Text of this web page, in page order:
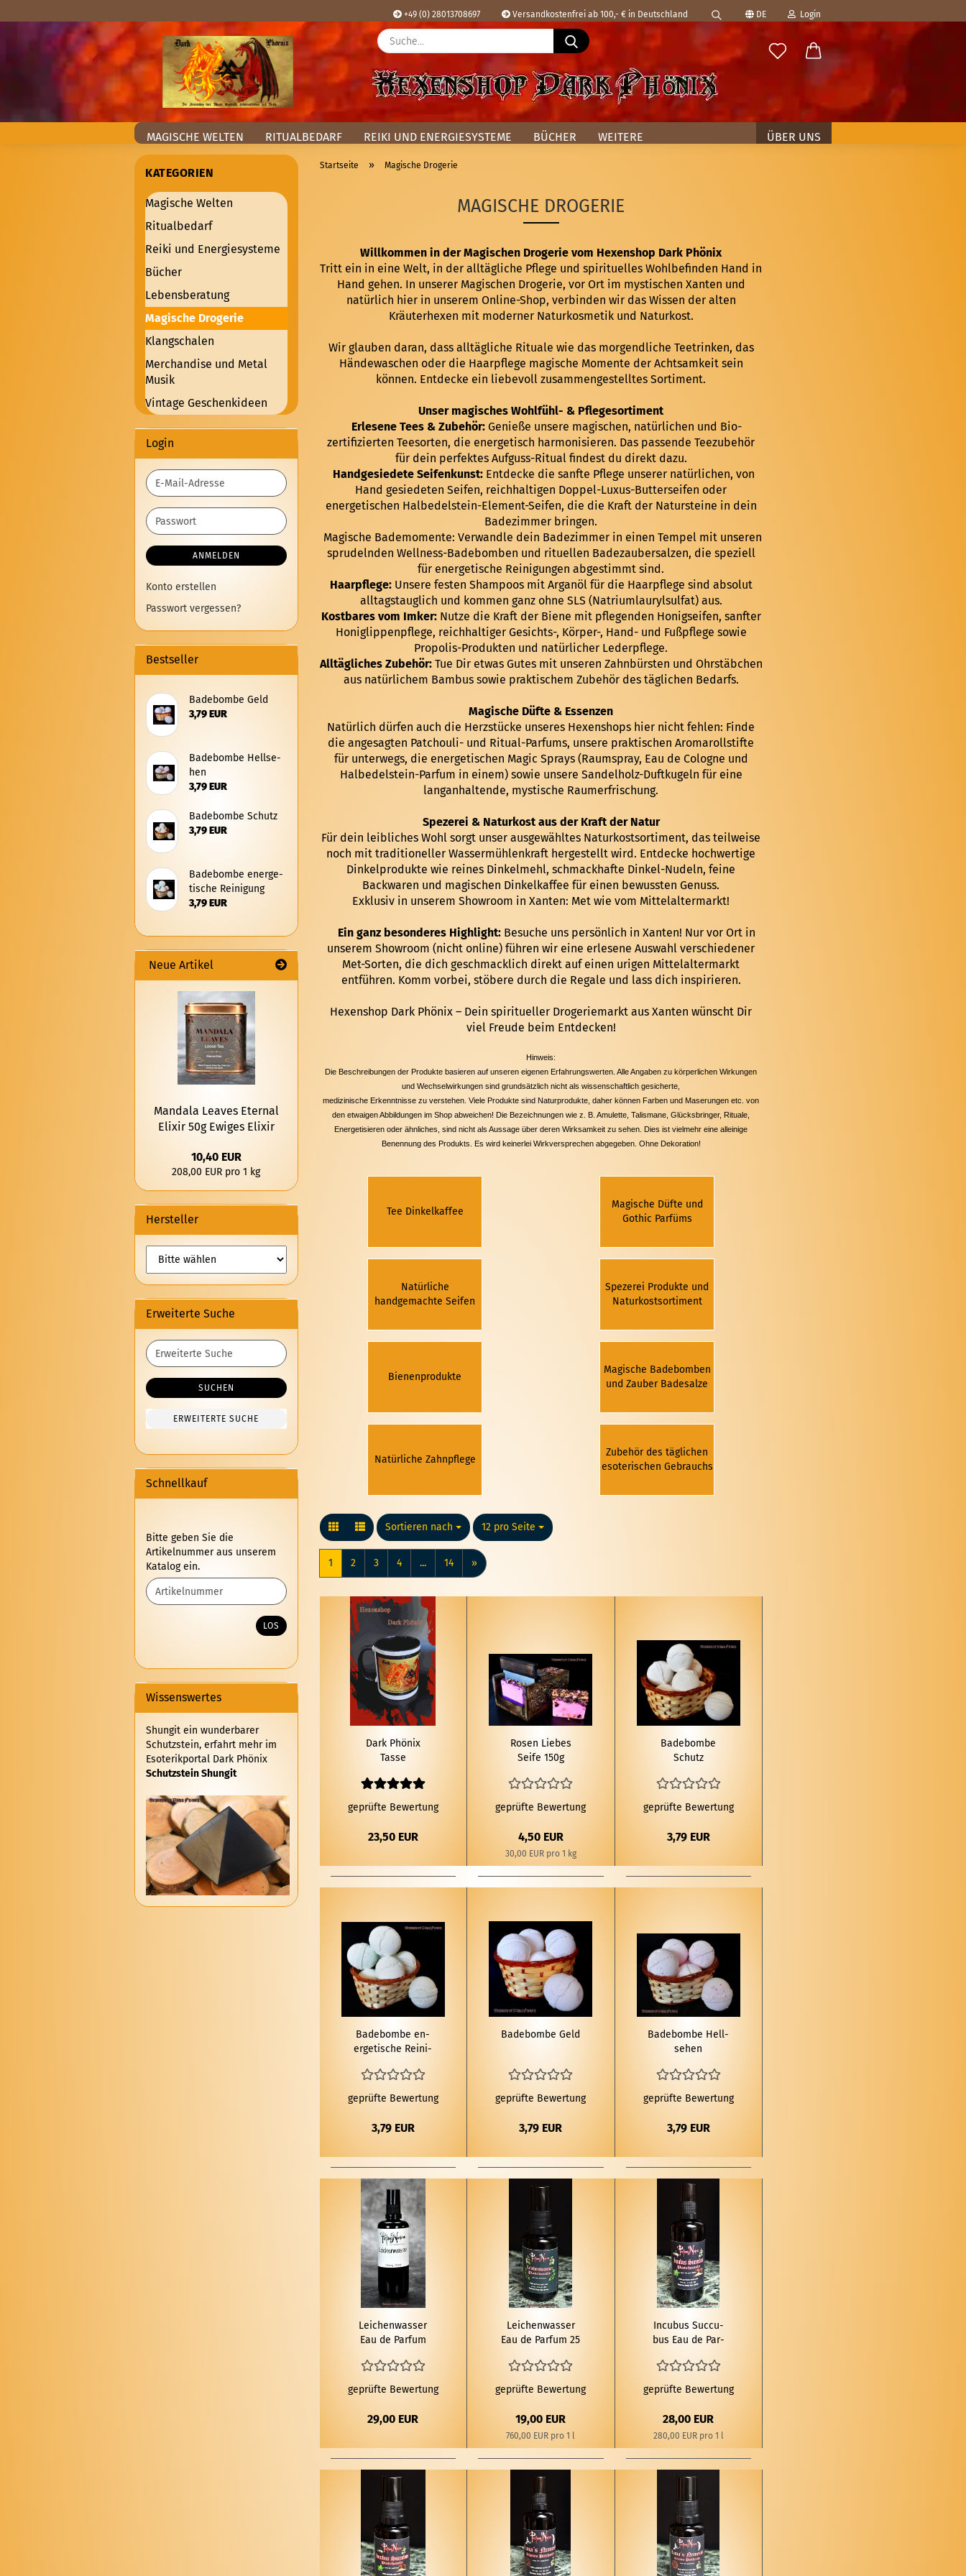
+49 (0) 28013708697 Versandkostenfrei ab 100,- € in Deutschland DE
Sprache auswählen
Lieferland
Login
E-Mail
Passwort
Suche...
MAGISCHE WELTEN RITUALBEDARF REIKI UND ENERGIESYSTEME BÜCHER ÜBER UNS
WEITERE
Startseite » Magische Drogerie
MAGISCHE DROGERIE
Willkommen in der Magischen Drogerie vom Hexenshop Dark Phönix
Tritt ein in eine Welt, in der alltägliche Pflege und spirituelles Wohlbefinden Hand in
Hand gehen. In unserer Magischen Drogerie, vor Ort im mystischen Xanten und
natürlich hier in unserem Online-Shop, verbinden wir das Wissen der alten
Kräuterhexen mit moderner Naturkosmetik und Naturkost.
Wir glauben daran, dass alltägliche Rituale wie das morgendliche Teetrinken, das
Händewaschen oder die Haarpflege magische Momente der Achtsamkeit sein
können. Entdecke ein liebevoll zusammengestelltes Sortiment.
Unser magisches Wohlfühl- & Pflegesortiment
Erlesene Tees & Zubehör: Genieße unsere magischen, natürlichen und Bio-
zertifizierten Teesorten, die energetisch harmonisieren. Das passende Teezubehör
für dein perfektes Aufguss-Ritual findest du direkt dazu.
Handgesiedete Seifenkunst: Entdecke die sanfte Pflege unserer natürlichen, von
Hand gesiedeten Seifen, reichhaltigen Doppel-Luxus-Butterseifen oder
energetischen Halbedelstein-Element-Seifen, die die Kraft der Natursteine in dein
Badezimmer bringen.
Magische Bademomente: Verwandle dein Badezimmer in einen Tempel mit unseren
sprudelnden Wellness-Badebomben und rituellen Badezaubersalzen, die speziell
für energetische Reinigungen abgestimmt sind.
Haarpflege:Unsere festen Shampoos mit Arganöl für die Haarpflege sind absolut
alltagstauglich und kommen ganz ohne SLS (Natriumlaurylsulfat) aus.
Kostbares vom Imker:Nutze die Kraft der Biene mit pflegenden Honigseifen, sanfter
Honiglippenpflege, reichhaltiger Gesichts-, Körper-, Hand- und Fußpflege sowie
Propolis-Produkten und natürlicher Lederpflege.
Alltägliches Zubehör:Tue Dir etwas Gutes mit unseren Zahnbürsten und Ohrstäbchen
aus natürlichem Bambus sowie praktischem Zubehör des täglichen Bedarfs.
Magische Düfte & Essenzen
Natürlich dürfen auch die Herzstücke unseres Hexenshops hier nicht fehlen: Finde
die angesagten Patchouli- und Ritual-Parfums, unsere praktischen Aromarollstifte
für unterwegs, die energetischen Magic Sprays (Raumspray, Eau de Cologne und
Halbedelstein-Parfum in einem) sowie unsere Sandelholz-Duftkugeln für eine
langanhaltende, mystische Raumerfrischung.
Spezerei & Naturkost aus der Kraft der Natur
Für dein leibliches Wohl sorgt unser ausgewähltes Naturkostsortiment, das teilweise
noch mit traditioneller Wassermühlenkraft hergestellt wird. Entdecke hochwertige
Dinkelprodukte wie reines Dinkelmehl, schmackhafte Dinkel-Nudeln, feine
Backwaren und magischen Dinkelkaffee für einen bewussten Genuss.
Exklusiv in unserem Showroom in Xanten: Met wie vom Mittelaltermarkt!
Ein ganz besonderes Highlight: Besuche uns persönlich in Xanten! Nur vor Ort in
unserem Showroom (nicht online) führen wir eine erlesene Auswahl verschiedener
Met-Sorten, die dich geschmacklich direkt auf einen urigen Mittelaltermarkt
entführen. Komm vorbei, stöbere durch die Regale und lass dich inspirieren.
Hexenshop Dark Phönix – Dein spiritueller Drogeriemarkt aus Xanten wünscht Dir
viel Freude beim Entdecken!
Hinweis:
Die Beschreibungen der Produkte basieren auf unseren eigenen Erfahrungswerten. Alle Angaben zu körperlichen Wirkungen
und Wechselwirkungen sind grundsätzlich nicht als wissenschaftlich gesicherte,
medizinische Erkenntnisse zu verstehen. Viele Produkte sind Naturprodukte, daher können Farben und Maserungen etc. von
den etwaigen Abbildungen im Shop abweichen! Die Bezeichnungen wie z. B. Amulette, Talismane, Glücksbringer, Rituale,
Energetisieren oder ähnliches, sind nicht als Aussage über deren Wirksamkeit zu sehen. Dies ist vielmehr eine alleinige
Benennung des Produkts. Es wird keinerlei Wirkversprechen abgegeben. Ohne Dekoration!
Tee Dinkelkaffee
Magische Düfte und
Gothic Parfüms
Natürliche
handgemachte Seifen
Spezerei Produkte und
Naturkostsortiment
Bienenprodukte
Magische Badebomben
und Zauber Badesalze
Natürliche Zahnpflege
Zubehör des täglichen
esoterischen Gebrauchs
Sortieren nach
Sortieren nach 12 pro Seite
pro Seite
1 2 3 4 ... 14 »
Dark Phö­nix
Tasse
geprüfte Bewertung
23,50 EUR
Rosen Lie­bes
Seife 150g
geprüfte Bewertung
4,50 EUR
30,00 EUR pro 1 kg
Ba­de­bom­be
Schutz
geprüfte Bewertung
3,79 EUR
Ba­de­bom­be en­
er­ge­ti­sche Rei­ni­
geprüfte Bewertung
3,79 EUR
Ba­de­bom­be Geld
geprüfte Bewertung
3,79 EUR
Ba­de­bom­be Hell­
se­hen
geprüfte Bewertung
3,79 EUR
Lei­chen­was­ser
Eau de Par­fum
geprüfte Bewertung
29,00 EUR
Lei­chen­was­ser
Eau de Par­fum 25
geprüfte Bewertung
19,00 EUR
760,00 EUR pro 1 l
In­cu­bus Suc­cu­
bus Eau de Par­
geprüfte Bewertung
28,00 EUR
280,00 EUR pro 1 l
KATEGORIEN
Magische Welten
Ritualbedarf
Reiki und Energiesysteme
Bücher
Lebensberatung
Magische Drogerie
Klangschalen
Merchandise und Metal
Musik
Vintage Geschenkideen
Login
E-
Mail-
Adresse
Passwort
ANMELDEN
Konto erstellen
Passwort vergessen?
Bestseller
Ba­de­bom­be Geld
3,79 EUR
Ba­de­bom­be Hell­se­
hen
3,79 EUR
Ba­de­bom­be Schutz
3,79 EUR
Ba­de­bom­be en­er­ge­
ti­sche Rei­ni­gung
3,79 EUR
Neue Artikel
Man­da­la Lea­ves Eter­nal
Eli­xir 50g Ewi­ges Eli­xir
10,40 EUR
208,00 EUR pro 1 kg
Hersteller
Erweiterte Suche
Erweiterte
Suche
SUCHEN
ERWEITERTE SUCHE
Schnellkauf
BITTE
GEBEN
SIE
DIE
ARTIKELNUMMER
AUS
Bitte geben Sie die
Artikelnummer aus unserem
Katalog ein.
LOS
Wissenswertes
Shungit ein wunderbarer
Schutzstein, erfahrt mehr im
Esoterikportal Dark Phönix
Schutzstein Shungit